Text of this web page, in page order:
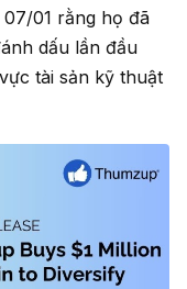
01 rằng họ đã
dấu lần đầu
tài sản kỹ thuật